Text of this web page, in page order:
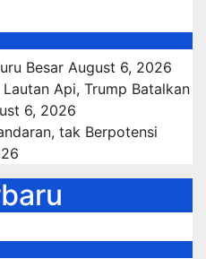
Besar August 6, 2026
Api, Trump Batalkan
6, 2026
tak Berpotensi